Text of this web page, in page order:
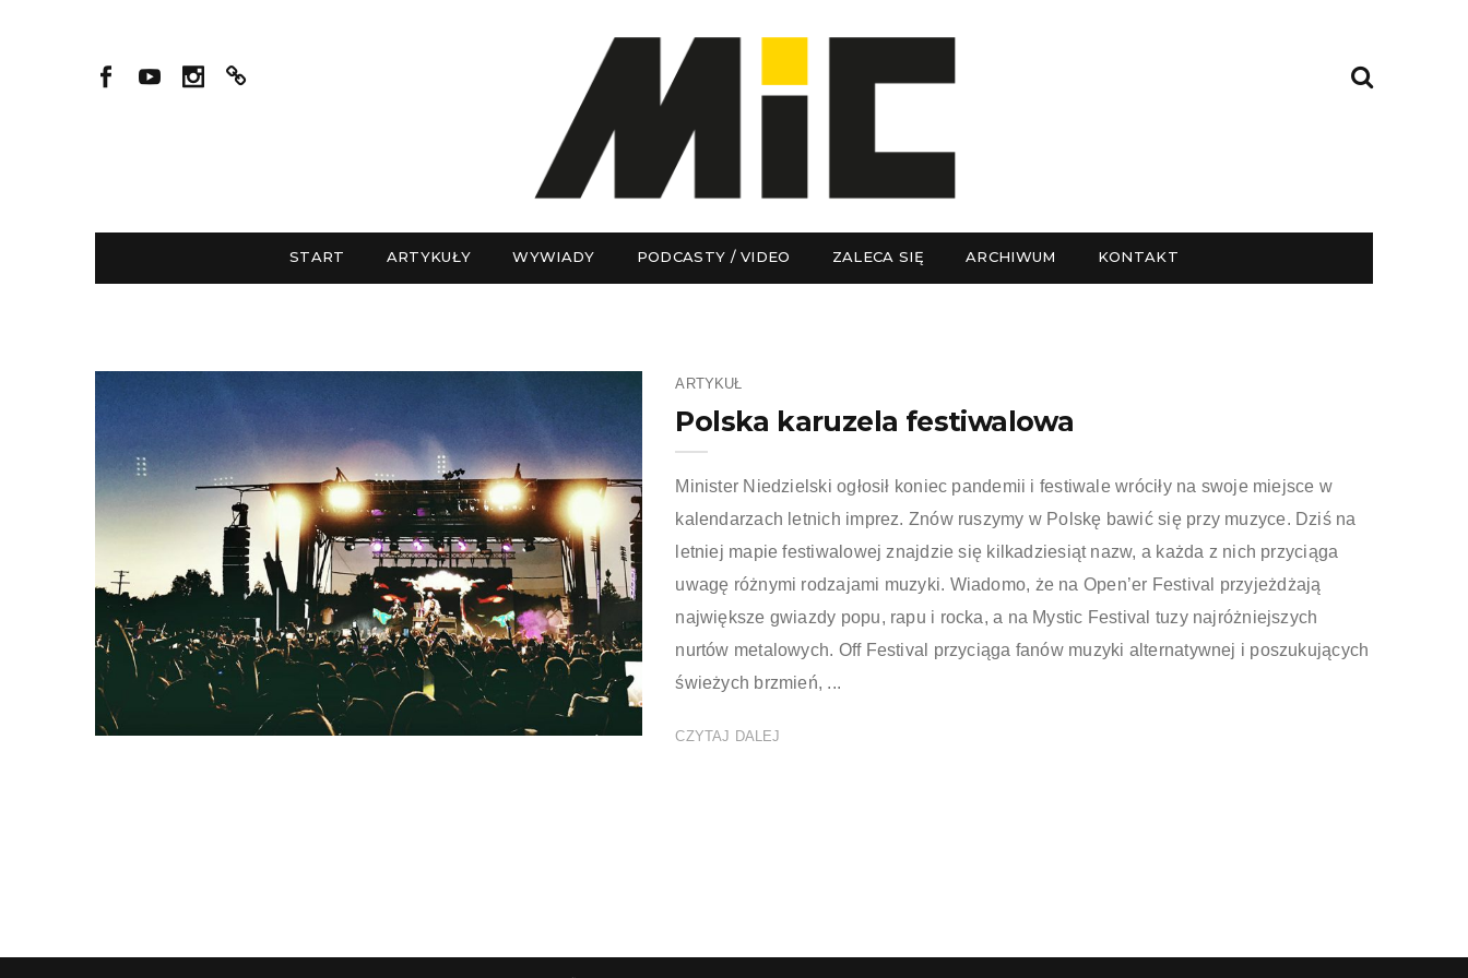
START ARTYKUŁY WYWIADY PODCASTY / VIDEO ZALECA SIĘ ARCHIWUM KONTAKT
ARTYKUŁ
Polska karuzela festiwalowa
Minister Niedzielski ogłosił koniec pandemii i festiwale wróciły na swoje miejsce w
kalendarzach letnich imprez. Znów ruszymy w Polskę bawić się przy muzyce. Dziś na
letniej mapie festiwalowej znajdzie się kilkadziesiąt nazw, a każda z nich przyciąga
uwagę różnymi rodzajami muzyki. Wiadomo, że na Open’er Festival przyjeżdżają
największe gwiazdy popu, rapu i rocka, a na Mystic Festival tuzy najróżniejszych
nurtów metalowych. Off Festival przyciąga fanów muzyki alternatywnej i poszukujących
świeżych brzmień, ...
CZYTAJ DALEJ